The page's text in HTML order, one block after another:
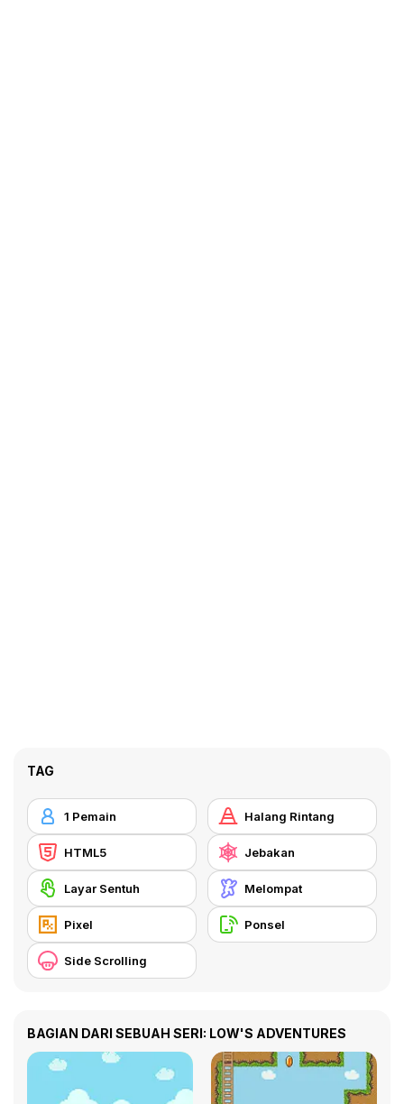
TAG
1 Pemain Halang Rintang
HTML5 Jebakan
Layar Sentuh Melompat
Pixel Ponsel
Side Scrolling
BAGIAN DARI SEBUAH SERI: LOW'S ADVENTURES